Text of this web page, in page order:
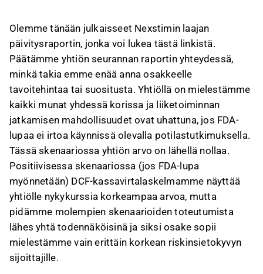
Olemme tänään julkaisseet Nexstimin laajan
päivitysraportin, jonka voi lukea tästä linkistä.
Päätämme yhtiön seurannan raportin yhteydessä,
minkä takia emme enää anna osakkeelle
tavoitehintaa tai suositusta. Yhtiöllä on mielestämme
kaikki munat yhdessä korissa ja liiketoiminnan
jatkamisen mahdollisuudet ovat uhattuna, jos FDA-
lupaa ei irtoa käynnissä olevalla potilastutkimuksella.
Tässä skenaariossa yhtiön arvo on lähellä nollaa.
Positiivisessa skenaariossa (jos FDA-lupa
myönnetään) DCF-kassavirtalaskelmamme näyttää
yhtiölle nykykurssia korkeampaa arvoa, mutta
pidämme molempien skenaarioiden toteutumista
lähes yhtä todennäköisinä ja siksi osake sopii
mielestämme vain erittäin korkean riskinsietokyvyn
sijoittajille.